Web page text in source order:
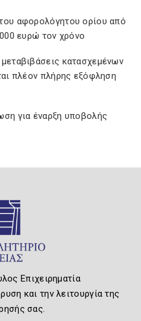
αφορολόγητου ορίου από
ευρώ τον χρόνο
κατασχεμένων
πλέον πλήρης εξόφληση
για έναρξη υποβολής
Επιχειρηματία
και την λειτουργία της
σας.